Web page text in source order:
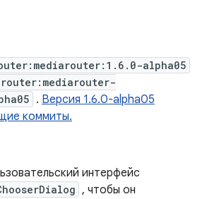
alpha05
. Версия 1.6.0-alpha05
коммиты.
интерфейс
, чтобы он